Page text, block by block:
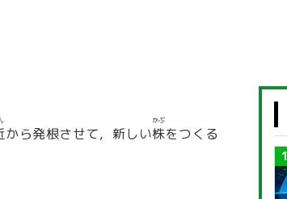
から発根させて，新しい株
かぶ
をつくる